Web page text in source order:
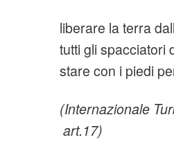
liberare la terra
tutti gli spacciatori
stare con i piedi
(Internazionale
art.17)